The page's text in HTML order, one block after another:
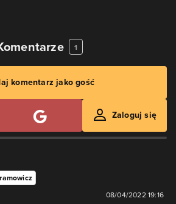
1
komentarz jako gość
Zaloguj się
08/04/2022 19:16